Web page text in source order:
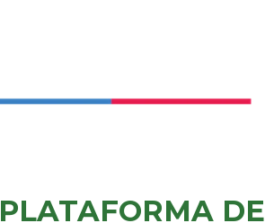
PLATAFORMA DE